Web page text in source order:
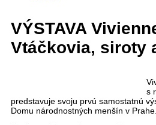
VÝSTAVA
Vtáčkovia, siroty
s
predstavuje svoju prvú samostatnú
Domu národnostných menšín v Prahe.